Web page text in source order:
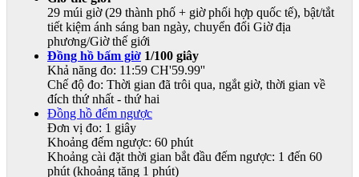
29 múi giờ (29 thành phố + giờ phối hợp quốc tế), bật/tắt
tiết kiệm ánh sáng ban ngày, chuyển đổi Giờ địa
phương/Giờ thế giới
Đồng hồ bấm giờ 1/100 giây
Khả năng đo: 11:59 CH'59.99''
Chế độ đo: Thời gian đã trôi qua, ngắt giờ, thời gian về
đích thứ nhất - thứ hai
Đồng hồ đếm ngược
Đơn vị đo: 1 giây
Khoảng đếm ngược: 60 phút
Khoảng cài đặt thời gian bắt đầu đếm ngược: 1 đến 60
phút (khoảng tăng 1 phút)